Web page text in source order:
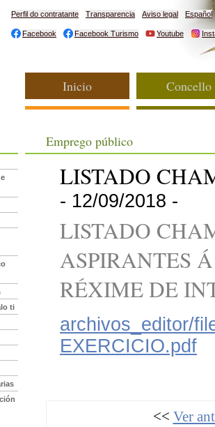
Perfil do contratante Transparencia Aviso legal Español
Facebook Facebook Turismo Youtube
Inicio Concello
ti
Emprego público
LISTADO
- 12/09/2018 -
LISTADO
ASPIRANTES
RÉXIME DE
archivos_editor/
EXERCICIO.pdf
<< Ver